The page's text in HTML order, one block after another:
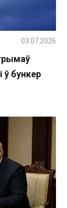
ў бункер
03.07.2026